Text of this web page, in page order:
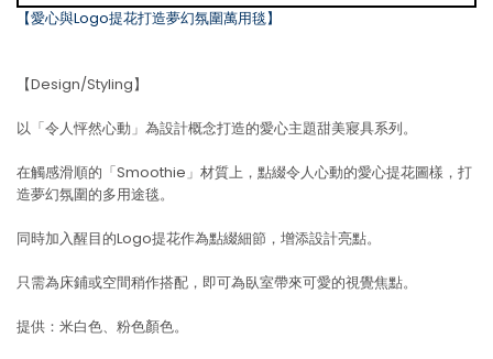
【愛心與Logo提花打造夢幻氛圍萬用毯】
【Design/Styling】
以「令人怦然心動」為設計概念打造的愛心主題甜美寢具系列。
在觸感滑順的「Smoothie」材質上，點綴令人心動的愛心提花圖樣，打
造夢幻氛圍的多用途毯。
同時加入醒目的Logo提花作為點綴細節，增添設計亮點。
只需為床鋪或空間稍作搭配，即可為臥室帶來可愛的視覺焦點。
提供：米白色、粉色顏色。